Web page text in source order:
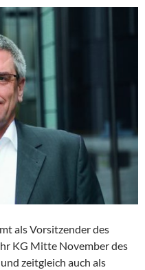
als Vorsitzender des
KG Mitte November des
zeitgleich auch als